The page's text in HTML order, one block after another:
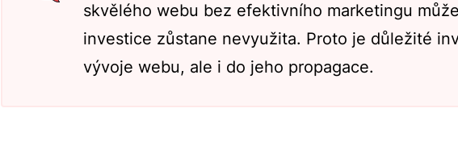
skvělého webu bez efektivního marketingu
investice zůstane nevyužita. Proto je důležité
vývoje webu, ale i do jeho propagace.